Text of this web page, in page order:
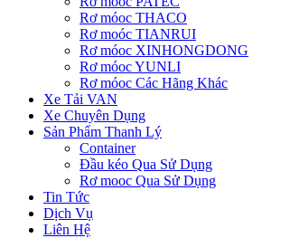
Rơ móoc THACO
Rơ moóc TIANRUI
Rơ móoc XINHONGDONG
Rơ móoc YUNLI
Rơ móoc Các Hãng Khác
Xe Tải VAN
Xe Chuyên Dụng
Sản Phẩm Thanh Lý
Container
Đầu kéo Qua Sử Dụng
Rơ mooc Qua Sử Dụng
Tin Tức
Dịch Vụ
Liên Hệ